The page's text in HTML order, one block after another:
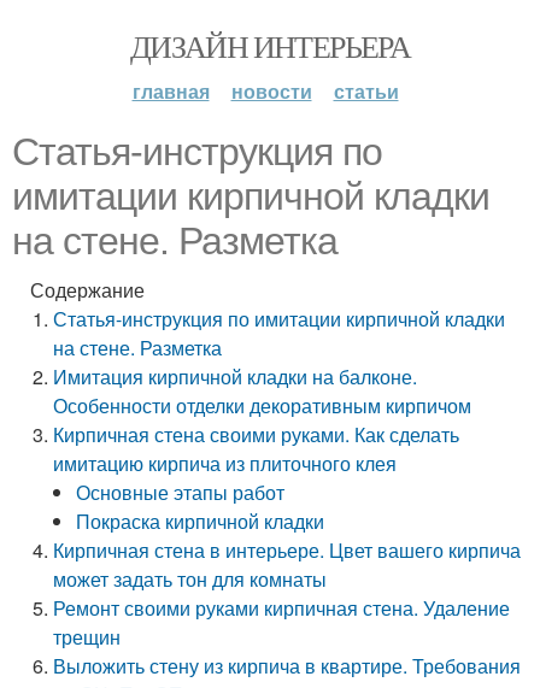
ДИЗАЙН ИНТЕРЬЕРА
главная новости статьи
Статья-инструкция по
имитации кирпичной кладки
на стене. Разметка
Содержание
Статья-инструкция по имитации кирпичной кладки
на стене. Разметка
Имитация кирпичной кладки на балконе.
Особенности отделки декоративным кирпичом
Кирпичная стена своими руками. Как сделать
имитацию кирпича из плиточного клея
Основные этапы работ
Покраска кирпичной кладки
Кирпичная стена в интерьере. Цвет вашего кирпича
может задать тон для комнаты
Ремонт своими руками кирпичная стена. Удаление
трещин
Выложить стену из кирпича в квартире. Требования